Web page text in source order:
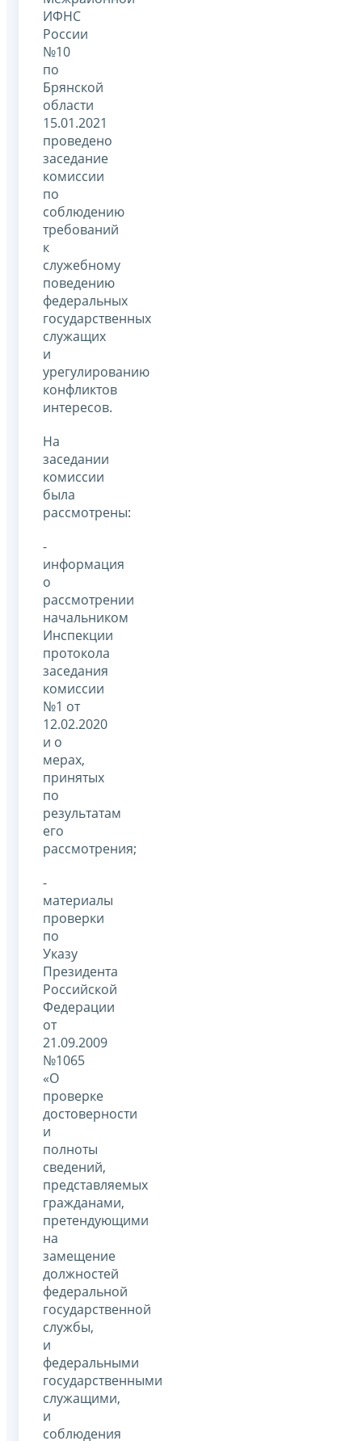
ИФНС
России
№10
по
Брянской
области
15.01.2021
проведено
заседание
комиссии
по
соблюдению
требований
к
служебному
поведению
федеральных
государственных
служащих
и
урегулированию
конфликтов
интересов.
На
заседании
комиссии
была
рассмотрены:
-
информация
о
рассмотрении
начальником
Инспекции
протокола
заседания
комиссии
№1 от
12.02.2020
и о
мерах,
принятых
по
результатам
его
рассмотрения;
-
материалы
проверки
по
Указу
Президента
Российской
Федерации
от
21.09.2009
№1065
«О
проверке
достоверности
и
полноты
сведений,
представляемых
гражданами,
претендующими
на
замещение
должностей
федеральной
государственной
службы,
и
федеральными
государственными
служащими,
и
соблюдения